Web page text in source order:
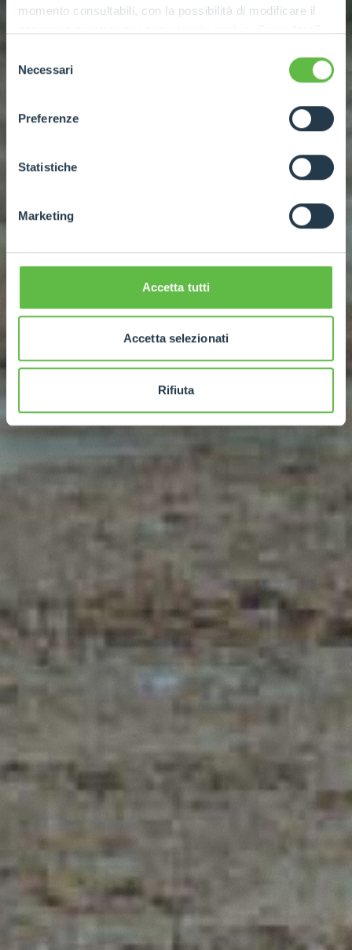
momento consultabili, con la possibilità di modificare il
ogni pagina, selezionare "Modifichi il suo consenso" e
dell'informativa completa nel footer presente in ogni
pagina. Per esercitare i diritti riconosciuti all'interessato ai
GDPR abbiamo predisposto una
apposita procedura.
delNecessari
Preferenze
Statistiche
Marketing
Accetta tutti
Accetta selezionati
Rifiuta